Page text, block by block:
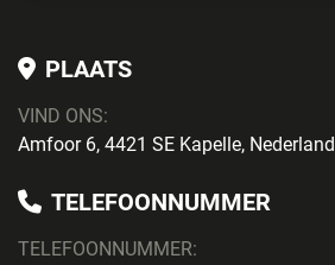
PLAATS
VIND ONS:
Amfoor 6, 4421 SE Kapelle, Nederland
TELEFOONNUMMER
TELEFOONNUMMER: